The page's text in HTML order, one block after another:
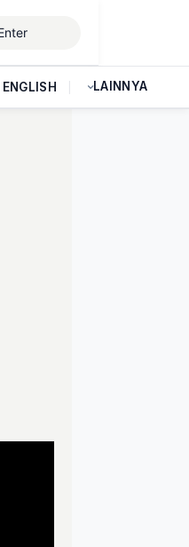
ENGLISH LAINNYA